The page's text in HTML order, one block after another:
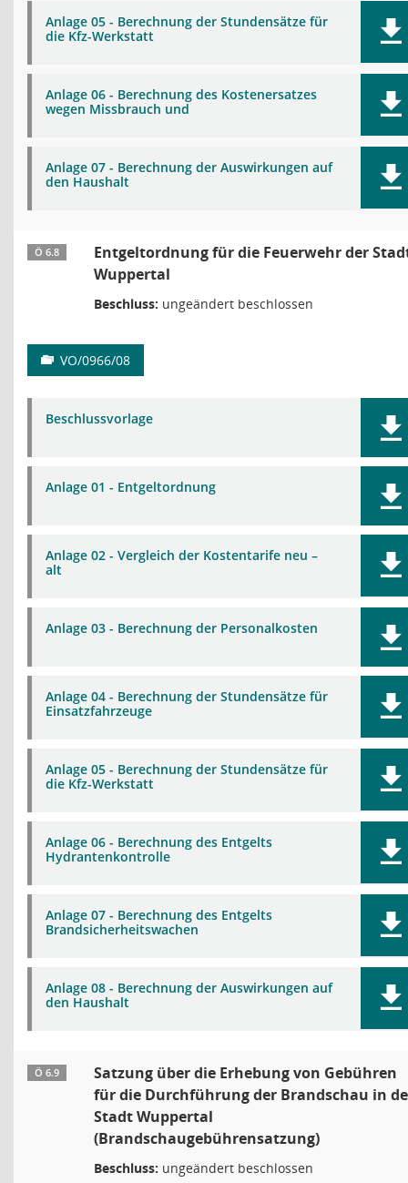
Anlage 05 - Berechnung der Stundensätze für
die Kfz-Werkstatt
Anlage 06 - Berechnung des Kostenersatzes
wegen Missbrauch und
Anlage 07 - Berechnung der Auswirkungen auf
den Haushalt
Ö 6.8
Entgeltordnung für die Feuerwehr der
Wuppertal
Beschluss: ungeändert beschlossen
VO/0966/08
Beschlussvorlage
Anlage 01 - Entgeltordnung
Anlage 02 - Vergleich der Kostentarife neu –
alt
Anlage 03 - Berechnung der Personalkosten
Anlage 04 - Berechnung der Stundensätze für
Einsatzfahrzeuge
Anlage 05 - Berechnung der Stundensätze für
die Kfz-Werkstatt
Anlage 06 - Berechnung des Entgelts
Hydrantenkontrolle
Anlage 07 - Berechnung des Entgelts
Brandsicherheitswachen
Anlage 08 - Berechnung der Auswirkungen auf
den Haushalt
Ö 6.9
Satzung über die Erhebung von Gebühren
für die Durchführung der Brandschau in
Stadt Wuppertal
(Brandschaugebührensatzung)
Beschluss: ungeändert beschlossen